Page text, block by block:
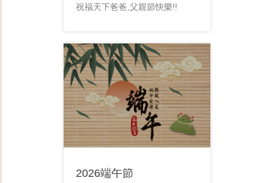
祝福天下爸爸,父親節快樂!!
2026端午節